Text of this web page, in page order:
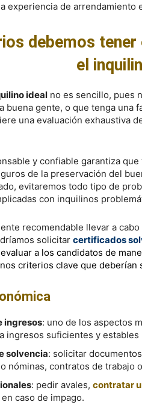
experiencia de arrendamiento
debemos
el
ideal no es sencillo, pues
buena gente, o que tenga una
una evaluación exhaustiva
y confiable garantiza
de la preservación del
evitaremos todo tipo de
con inquilinos
recomendable llevar a
solicitar certificados
a los candidatos de
criterios clave que
ingresos: uno de los aspectos
ingresos suficientes y estables
solvencia: solicitar
nóminas, contratos de trabajo
: pedir avales, contratar
caso de impago.